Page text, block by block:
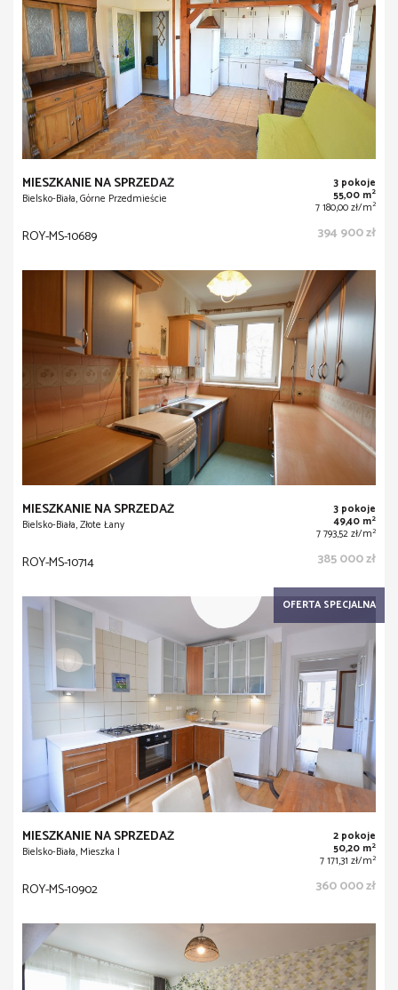
MIESZKANIE NA SPRZEDAŻ
Bielsko-Biała, Górne Przedmieście
3 pokoje
55,00 m2
7 180,00 zł/m2
ROY-MS-10689 394 900 zł
MIESZKANIE NA SPRZEDAŻ
Bielsko-Biała, Złote Łany
3 pokoje
49,40 m2
7 793,52 zł/m2
ROY-MS-10714 385 000 zł
OFERTA SPECJALNA
MIESZKANIE NA SPRZEDAŻ
Bielsko-Biała, Mieszka I
2 pokoje
50,20 m2
7 171,31 zł/m2
ROY-MS-10902 360 000 zł